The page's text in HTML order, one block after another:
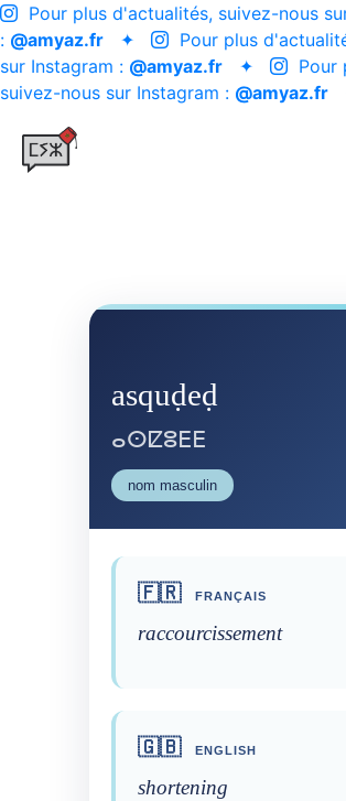
Pour plus d'actualités, suivez-nous
: @amyaz.fr ✦
Pour plus
sur Instagram : @amyaz.fr ✦
Pour
suivez-nous sur Instagram : @amyaz.fr
asquḍeḍ
ⴰⵙⵇⵓⴹⴹ
nom masculin
🇫🇷 FRANÇAIS
raccourcissement
🇬🇧 ENGLISH
shortening